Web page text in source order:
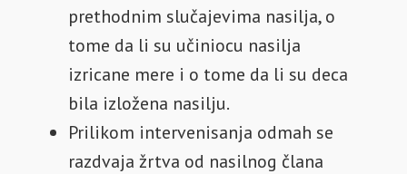
prethodnim slučajevima nasilja, o
tome da li su učiniocu nasilja
izricane mere i o tome da li su deca
bila izložena nasilju.
Prilikom intervenisanja odmah se
razdvaja žrtva od nasilnog člana